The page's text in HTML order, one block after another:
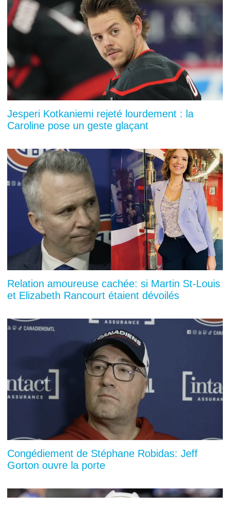
Jesperi Kotkaniemi rejeté lourdement : la
Caroline pose un geste glaçant
Relation amoureuse cachée: si Martin St-Louis
et Elizabeth Rancourt étaient dévoilés
Congédiement de Stéphane Robidas: Jeff
Gorton ouvre la porte